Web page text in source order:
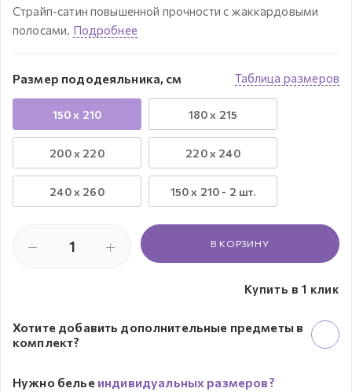
Страйп-сатин повышенной прочности с жаккардовыми
полосами. Подробнее
Таблица размеров
Размер пододеяльника, см
150 x 210 180 x 215
200 x 220 220 x 240
240 х 260 150 х 210 - 2 шт.
В КОРЗИНУ
Купить в 1 клик
Хотите добавить дополнительные предметы в
комплект?
Нужно белье индивидуальных размеров?